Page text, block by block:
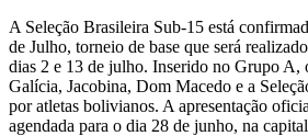
A Seleção Brasileira Sub-15 está
de Julho, torneio de base que será
dias 2 e 13 de julho. Inserido no Grupo A,
Galícia, Jacobina, Dom Macedo e a
por atletas bolivianos. A apresentação
agendada para o dia 28 de junho, na